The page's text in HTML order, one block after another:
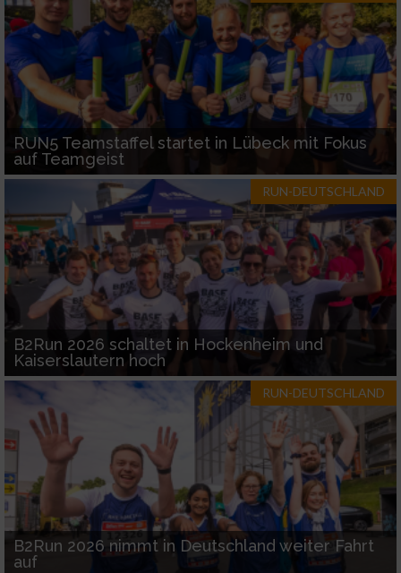
RUN5 Teamstaffel startet in Lübeck mit Fokus
auf Teamgeist
RUN-DEUTSCHLAND
B2Run 2026 schaltet in Hockenheim und
Kaiserslautern hoch
RUN-DEUTSCHLAND
B2Run 2026 nimmt in Deutschland weiter Fahrt
auf